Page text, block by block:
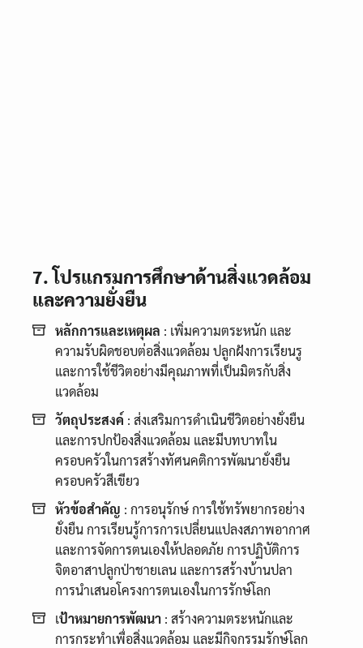
7. โปรแกรมการศึกษาด้านสิ่งแวดล้อม
และความยั่งยืน
หลักการและเหตุผล : เพิ่มความตระหนัก และ
ความรับผิดชอบต่อสิ่งแวดล้อม ปลูกฝังการเรียนรู
และการใช้ชีวิตอย่างมีคุณภาพที่เป็นมิตรกับสิ่ง
แวดล้อม
วัตถุประสงค์ : ส่งเสริมการดำเนินชีวิตอย่างยั่งยืน
และการปกป้องสิ่งแวดล้อม และมีบทบาทใน
ครอบครัวในการสร้างทัศนคติการพัฒนายั่งยืน
ครอบครัวสีเขียว
หัวข้อสำคัญ : การอนุรักษ์ การใช้ทรัพยากรอย่าง
ยั่งยืน การเรียนรู้การการเปลี่ยนแปลงสภาพอากาศ
และการจัดการตนเองให้ปลอดภัย การปฏิบัติการ
จิตอาสาปลูกป่าชายเลน และการสร้างบ้านปลา
การนำเสนอโครงการตนเองในการรักษ์โลก
เป้าหมายการพัฒนา : สร้างความตระหนักและ
การกระทำเพื่อสิ่งแวดล้อม และมีกิจกรรมรักษ์โลก